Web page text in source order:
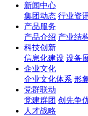
新闻中心
集团动态 行业资
产品服务
产品介绍 产业结
科技创新
信息化建设 设备
企业文化
企业文化体系 形
党群联动
党建群团 创先争
人才战略